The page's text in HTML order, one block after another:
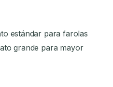
estándar para farolas
grande para mayor